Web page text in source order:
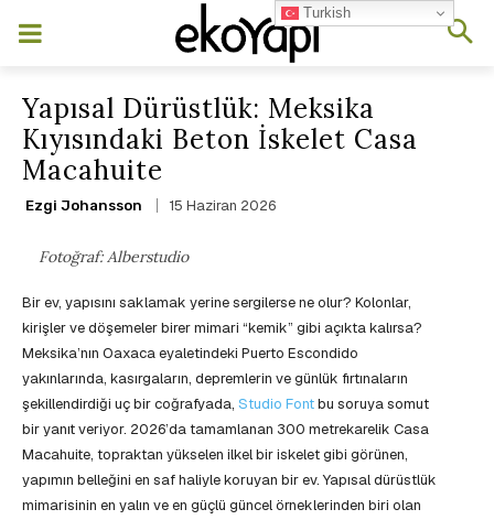
Yapısal Dürüstlük: Meksika
Kıyısındaki Beton İskelet Casa
Macahuite
Ezgi Johansson 15 Haziran 2026
Fotoğraf: Alberstudio
Bir ev, yapısını saklamak yerine sergilerse ne olur? Kolonlar,
kirişler ve döşemeler birer mimari “kemik” gibi açıkta kalırsa?
Meksika’nın Oaxaca eyaletindeki Puerto Escondido
yakınlarında, kasırgaların, depremlerin ve günlük fırtınaların
şekillendirdiği uç bir coğrafyada, Studio Fontbu soruya somut
bir yanıt veriyor. 2026’da tamamlanan 300 metrekarelik Casa
Macahuite, topraktan yükselen ilkel bir iskelet gibi görünen,
yapımın belleğini en saf haliyle koruyan bir ev. Yapısal dürüstlük
mimarisinin en yalın ve en güçlü güncel örneklerinden biri olan
Turkish